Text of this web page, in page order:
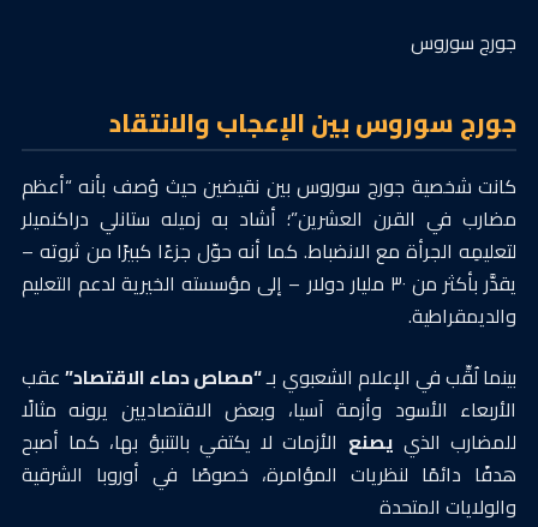
جورج سوروس
جورج سوروس بين الإعجاب والانتقاد
كانت شخصية جورج سوروس بين نقيضين حيث وُصف بأنه “أعظم
مضارب في القرن العشرين”؛ أشاد به زميله ستانلي دراكنميلر
لتعليمِه الجرأة مع الانضباط. كما أنه حوّل جزءًا كبيرًا من ثروته –
يقدَّر بأكثر من ٣٠ مليار دولار – إلى مؤسسته الخيرية لدعم التعليم
والديمقراطية.
بينما لُقِّب في الإعلام الشعبوي بـ“مصاص دماء الاقتصاد”عقب
الأربعاء الأسود وأزمة آسيا، وبعض الاقتصاديين يرونه مثالًا
للمضارب الذي يصنع الأزمات لا يكتفي بالتنبؤ بها، كما أصبح
هدفًا دائمًا لنظريات المؤامرة، خصوصًا في أوروبا الشرقية
والولايات المتحدة